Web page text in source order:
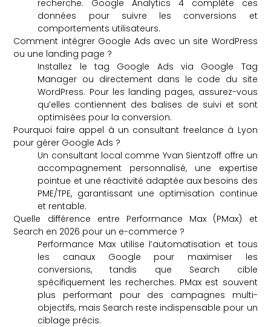
recherche. Google Analytics 4 complète ces
données pour suivre les conversions et
comportements utilisateurs.
Comment intégrer Google Ads avec un site WordPress
ou une landing page ?
Installez le tag Google Ads via Google Tag
Manager ou directement dans le code du site
WordPress. Pour les landing pages, assurez-vous
qu’elles contiennent des balises de suivi et sont
optimisées pour la conversion.
Pourquoi faire appel à un consultant freelance à Lyon
pour gérer Google Ads ?
Un consultant local comme Yvan Sientzoff offre un
accompagnement personnalisé, une expertise
pointue et une réactivité adaptée aux besoins des
PME/TPE, garantissant une optimisation continue
et rentable.
Quelle différence entre Performance Max (PMax) et
Search en 2026 pour un e-commerce ?
Performance Max utilise l’automatisation et tous
les canaux Google pour maximiser les
conversions, tandis que Search cible
spécifiquement les recherches. PMax est souvent
plus performant pour des campagnes multi-
objectifs, mais Search reste indispensable pour un
ciblage précis.